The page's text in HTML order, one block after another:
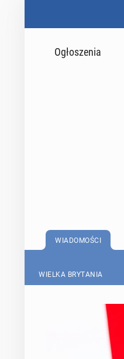
Ogłoszenia
WIADOMOŚCI
WIELKA BRYTANIA